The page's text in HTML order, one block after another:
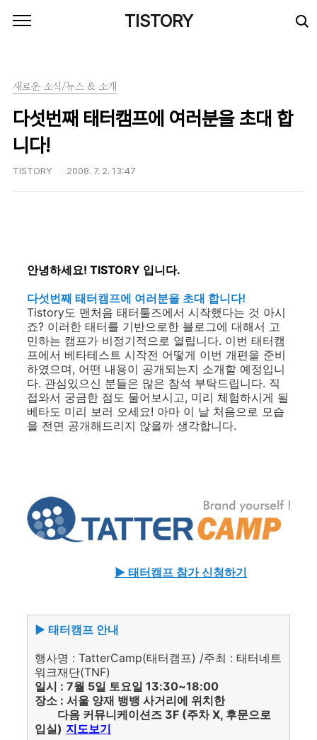
TISTORY
새로운 소식/뉴스 & 소개
다섯번째 태터캠프에 여러분을 초대 합
니다!
TISTORY 2008. 7. 2. 13:47
안녕하세요! TISTORY 입니다.
다섯번째 태터캠프에 여러분을 초대 합니다!
Tistory도 맨처음 태터툴즈에서 시작했다는 것 아시
죠? 이러한 태터를 기반으로한 블로그에 대해서 고
민하는 캠프가 비정기적으로 열립니다. 이번 태터캠
프에서 베타테스트 시작전 어떻게 이번 개편을 준비
하였으며, 어떤 내용이 공개되는지 소개할 예정입니
다. 관심있으신 분들은 많은 참석 부탁드립니다. 직
접와서 궁금한 점도 물어보시고, 미리 체험하시게 될
베타도 미리 보러 오세요! 아마 이 날 처음으로 모습
을 전면 공개해드리지 않을까 생각합니다.
▶ 태터캠프 참가 신청하기
▶ 태터캠프 안내
행사명 : TatterCamp(태터캠프) /주최 : 태터네트
워크재단(TNF)
일시 : 7월 5일 토요일 13:30~18:00
장소 : 서울 양재 뱅뱅 사거리에 위치한
다음 커뮤니케이션즈 3F (주차 X, 후문으로
입실) 지도보기